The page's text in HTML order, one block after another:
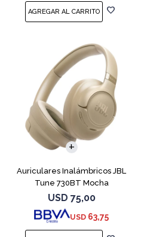
Auriculares Inalámbricos JBL
Tune 730BT Mocha
USD 75,00
USD 63,75